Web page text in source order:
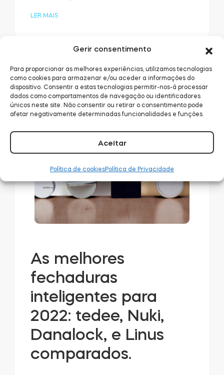
Gerir consentimento
Para proporcionar as melhores experiências, utilizamos tecnologias
como cookies para armazenar e/ou aceder a informações do
dispositivo. Consentir a estas tecnologias permitir-nos-á processar
dados como comportamentos de navegação ou identificadores
únicos neste site. Não consentir ou retirar o consentimento pode
afetar negativamente determinadas funcionalidades e funções.
Aceitar
Política de cookiesPolítica de Privacidade
LER MAIS
As melhores
fechaduras
inteligentes para
2022: tedee, Nuki,
Danalock, e Linus
comparados.